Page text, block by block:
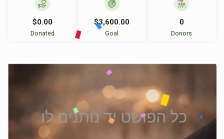
$0.00
Donated
$3,600.00
Goal
0
Donors